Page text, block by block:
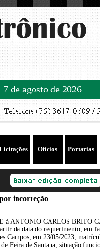
de agosto de 2026
Licitações Ofícios Portarias
incorreção
à ANTONIO CARLOS BRITO
da data do requerimento, em
Campos, em 23/05/2023,
Feira de Santana, situação